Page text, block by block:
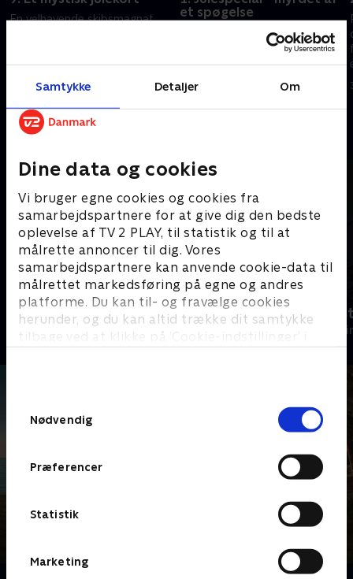
Samtykke Detaljer Om
Dine data og cookies
Vi bruger egne cookies og cookies fra
samarbejdspartnere for at give dig den bedste
oplevelse af TV 2 PLAY, til statistik og til at
målrette annoncer til dig. Vores
samarbejdspartnere kan anvende cookie-data til
målrettet markedsføring på egne og andres
platforme. Du kan til- og fravælge cookies
herunder, og du kan altid trække dit samtykke
tilbage ved at klikke på ’Cookie-indstillinger’ i
Nødvendig
Præferencer
Statistik
Marketing
En velhavende skibsmagnat
en mand i London modtager et
forbindelse til ofret.
13. december 2022 • 88 min
et spøgelse
En podcaster bliver myrdet,
mens hun undersøger en
gammel sag om et barns
hjemsøgt Selwyn i årevis
Andre så også
Mord på Mallorca
Krimi & Spænding • 2 sæsoner
Fornyet
Krimi &